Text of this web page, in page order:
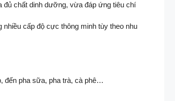
chất dinh dưỡng, vừa đáp ứng tiêu chí
cấp độ cực thông minh tùy theo nhu
đến pha sữa, pha trà, cà phê…